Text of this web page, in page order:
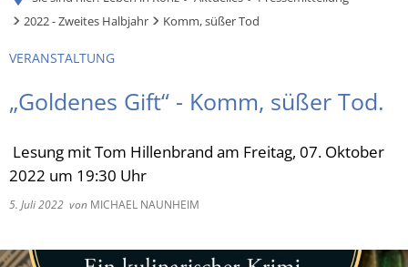
UK
2022 - Zweites Halbjahr
Komm, süßer Tod
VERANSTALTUNG
„Goldenes Gift“ - Komm, süßer Tod.
Lesung mit Tom Hillenbrand am Freitag, 07. Oktober
2022 um 19:30 Uhr
5. Juli 2022 von MICHAEL NAUNHEIM